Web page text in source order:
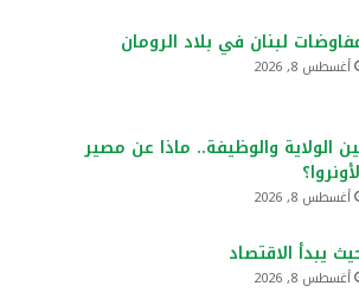
لبنان في بلاد الرومان
أغسطس 8, 2026
الولاية والوظيفة.. ماذا عن مصير
أغسطس 8, 2026
يبدأ الاقتصاد
أغسطس 8, 2026